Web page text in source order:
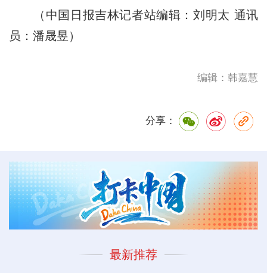
（中国日报吉林记者站编辑：刘明太 通讯
员：潘晟昱）
编辑：韩嘉慧
分享：
最新推荐